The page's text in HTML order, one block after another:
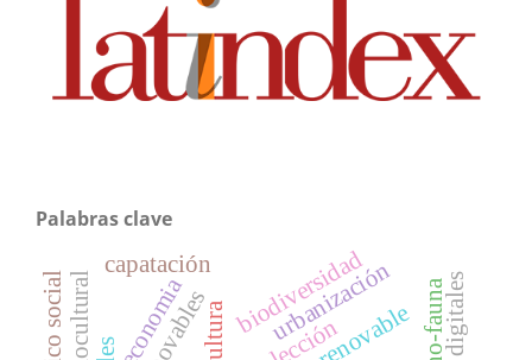
Palabras clave
biodiversidad
capatación
economia urbanización